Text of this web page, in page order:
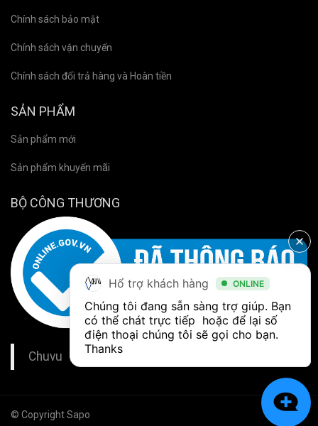
Chính sách bảo mật
Chính sách vận chuyển
Chính sách đổi trả hàng và Hoàn tiền
SẢN PHẨM
Sản phẩm mới
Sản phẩm khuyến mãi
BỘ CÔNG THƯƠNG
Chuvu
© Copyright Sapo
Hổ trợ khách hàng ONLINE
Chúng tôi đang sẵn sàng trợ giúp. Bạn
có thể chát trực tiếp  hoặc để lại số
điện thoại chúng tôi sẽ gọi cho bạn.
Thanks